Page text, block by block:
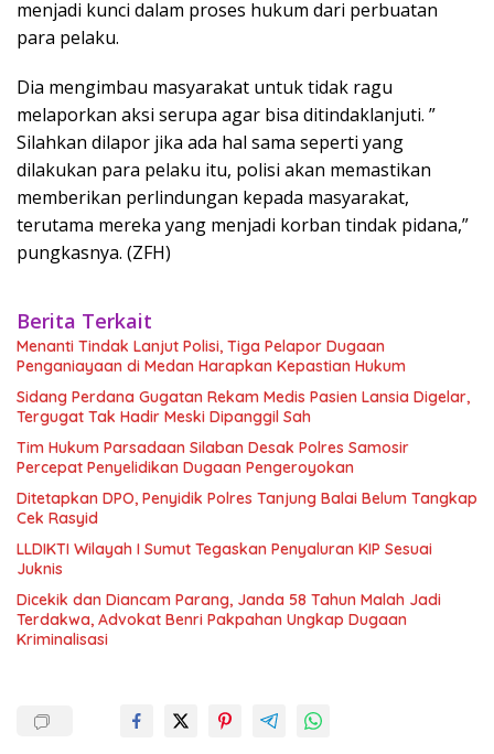
menjadi kunci dalam proses hukum dari perbuatan
para pelaku.
Dia mengimbau masyarakat untuk tidak ragu
melaporkan aksi serupa agar bisa ditindaklanjuti. ”
Silahkan dilapor jika ada hal sama seperti yang
dilakukan para pelaku itu, polisi akan memastikan
memberikan perlindungan kepada masyarakat,
terutama mereka yang menjadi korban tindak pidana,”
pungkasnya. (ZFH)
Berita Terkait
Menanti Tindak Lanjut Polisi, Tiga Pelapor Dugaan
Penganiayaan di Medan Harapkan Kepastian Hukum
Sidang Perdana Gugatan Rekam Medis Pasien Lansia Digelar,
Tergugat Tak Hadir Meski Dipanggil Sah
Tim Hukum Parsadaan Silaban Desak Polres Samosir
Percepat Penyelidikan Dugaan Pengeroyokan
Ditetapkan DPO, Penyidik Polres Tanjung Balai Belum Tangkap
Cek Rasyid
LLDIKTI Wilayah I Sumut Tegaskan Penyaluran KIP Sesuai
Juknis
Dicekik dan Diancam Parang, Janda 58 Tahun Malah Jadi
Terdakwa, Advokat Benri Pakpahan Ungkap Dugaan
Kriminalisasi